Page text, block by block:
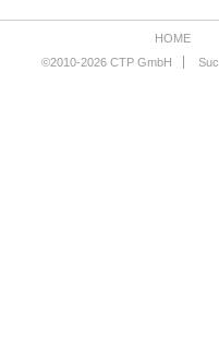
HOME
©2010-2026 CTP GmbH